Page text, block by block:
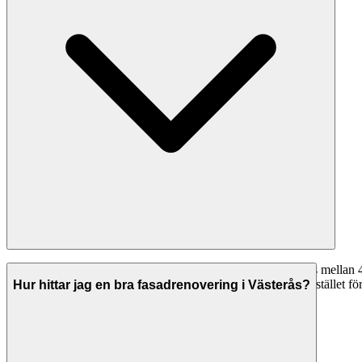
Timpriserna för fasadrenovering i Västerås varierar vanligtvis
kostnad 280-490 kr/timme. Många företag erbjuder fast pris istället
Hur hittar jag en bra fasadrenovering i Västerås?